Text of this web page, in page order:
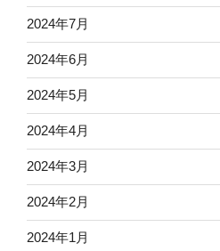
2024年7月
2024年6月
2024年5月
2024年4月
2024年3月
2024年2月
2024年1月